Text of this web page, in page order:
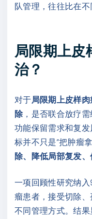
队管理，往往比在不
局限期上皮
治？
对于局限期上皮样肉
除 ，是否联合放疗
功能保留需求和复
标并不只是“把肿瘤
除、降低局部复发
一项回顾性研究纳
瘤患者，接受切除
不同管理方式。结